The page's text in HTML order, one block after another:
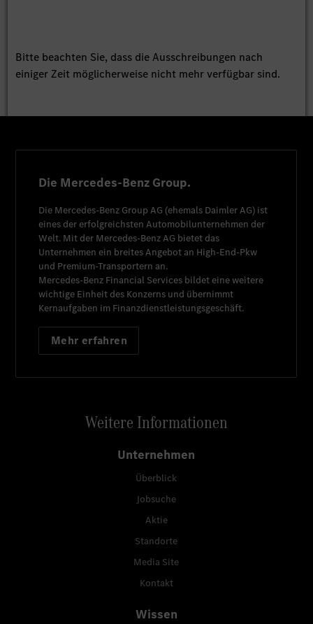
Bitte beachten Sie, dass die Ausschreibungen nach
einiger Zeit möglicherweise nicht mehr verfügbar sind.
Die Mercedes-Benz Group.
Die Mercedes-Benz Group AG (ehemals Daimler AG) ist
eines der erfolgreichsten Automobilunternehmen der
Welt. Mit der Mercedes-Benz AG bietet das
Unternehmen ein breites Angebot an High-End-Pkw
und Premium-Transportern an.
Mercedes-Benz Financial Services bildet eine weitere
wichtige Einheit des Konzerns und übernimmt
Kernaufgaben im Finanzdienstleistungsgeschäft.
Mehr erfahren
Weitere Informationen
Unternehmen
Überblick
Jobsuche
Aktie
Standorte
Media Site
Kontakt
Wissen